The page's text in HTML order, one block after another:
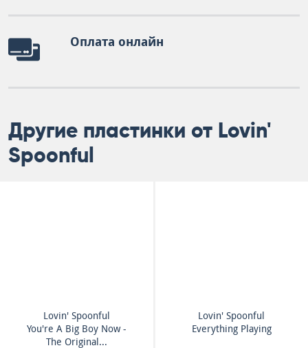
Оплата онлайн
Другие пластинки от Lovin'
Spoonful
Lovin' Spoonful
You're A Big Boy Now -
The Original...
Lovin' Spoonful
Everything Playing